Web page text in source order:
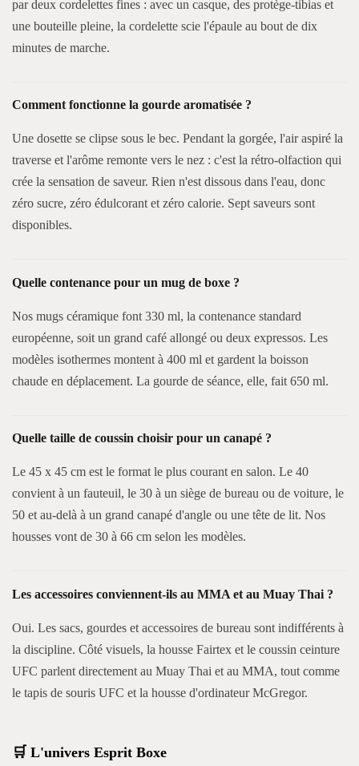
par deux cordelettes fines : avec un casque, des protège-tibias et
une bouteille pleine, la cordelette scie l'épaule au bout de dix
minutes de marche.
Comment fonctionne la gourde aromatisée ?
Une dosette se clipse sous le bec. Pendant la gorgée, l'air aspiré la
traverse et l'arôme remonte vers le nez : c'est la rétro-olfaction qui
crée la sensation de saveur. Rien n'est dissous dans l'eau, donc
zéro sucre, zéro édulcorant et zéro calorie. Sept saveurs sont
disponibles.
Quelle contenance pour un mug de boxe ?
Nos mugs céramique font 330 ml, la contenance standard
européenne, soit un grand café allongé ou deux expressos. Les
modèles isothermes montent à 400 ml et gardent la boisson
chaude en déplacement. La gourde de séance, elle, fait 650 ml.
Quelle taille de coussin choisir pour un canapé ?
Le 45 x 45 cm est le format le plus courant en salon. Le 40
convient à un fauteuil, le 30 à un siège de bureau ou de voiture, le
50 et au-delà à un grand canapé d'angle ou une tête de lit. Nos
housses vont de 30 à 66 cm selon les modèles.
Les accessoires conviennent-ils au MMA et au Muay Thai ?
Oui. Les sacs, gourdes et accessoires de bureau sont indifférents à
la discipline. Côté visuels, la housse Fairtex et le coussin ceinture
UFC parlent directement au Muay Thai et au MMA, tout comme
le tapis de souris UFC et la housse d'ordinateur McGregor.
🛒 L'univers Esprit Boxe